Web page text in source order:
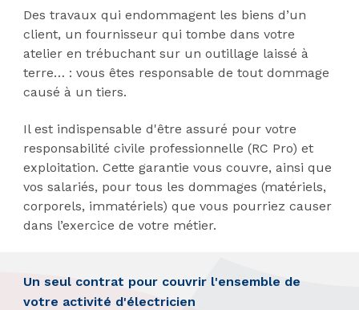
Des travaux qui endommagent les biens d’un
client, un fournisseur qui tombe dans votre
atelier en trébuchant sur un outillage laissé à
terre… : vous êtes responsable de tout dommage
causé à un tiers.
Il est indispensable d'être assuré pour votre
responsabilité civile professionnelle (RC Pro) et
exploitation. Cette garantie vous couvre, ainsi que
vos salariés, pour tous les dommages (matériels,
corporels, immatériels) que vous pourriez causer
dans l’exercice de votre métier.
Un seul contrat pour couvrir l'ensemble de
votre activité d'électricien